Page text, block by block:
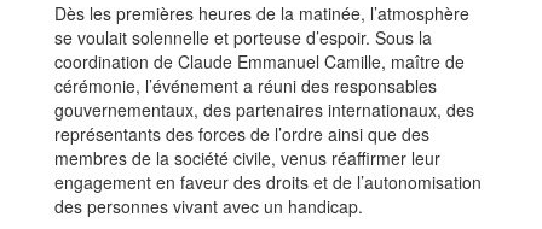
Dès les premières heures de la matinée, l’atmosphère
se voulait solennelle et porteuse d’espoir. Sous la
coordination de Claude Emmanuel Camille, maître de
cérémonie, l’événement a réuni des responsables
gouvernementaux, des partenaires internationaux, des
représentants des forces de l’ordre ainsi que des
membres de la société civile, venus réaffirmer leur
engagement en faveur des droits et de l’autonomisation
des personnes vivant avec un handicap.